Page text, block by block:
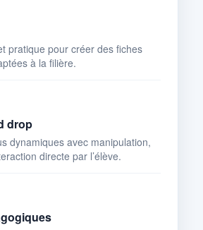
pratique pour créer des fiches
à la filière.
drop
dynamiques avec manipulation,
directe par l’élève.